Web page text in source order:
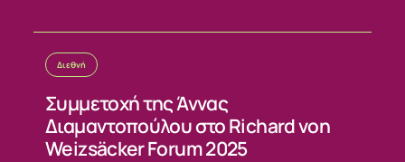
Διεθνή
Συμμετοχή της Άννας
Διαμαντοπούλου στο Richard von
Weizsäcker Forum 2025